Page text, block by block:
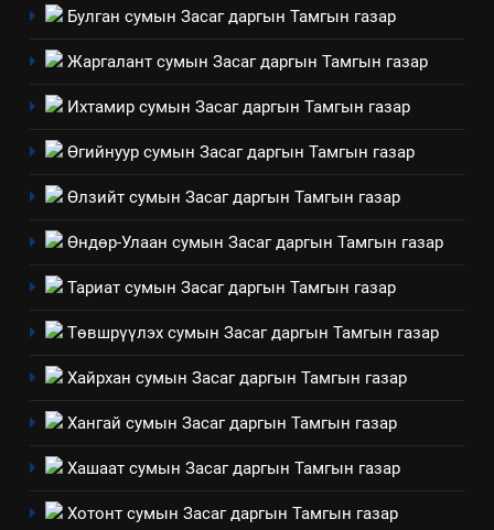
үйлдвэрлэл, үйлчилгээ,
технологийн хүн, мал, амьтны
үзүүлэх буюу үзүүлж байгаа
нөлөөллийн талаарх
ИЛ ТОД БАЙДАЛ
Нээлттэй засгийн түншлэл
НЭЭЛТТЭЙ ЗАСГИЙН ТҮНШЛЭЛ
“БИД ИРГЭДЭЭ СОНСОЖ,
БАЙГУУЛНА
3
ТАЗ-ЫН САЛБАР ЗӨВЛӨЛ
4
Булган сумын Засаг даргын Тамгын газар
Жаргалант сумын Засаг даргын Тамгын газар
Ихтамир сумын Засаг даргын Тамгын газар
Өгийнуур сумын Засаг даргын Тамгын газар
Өлзийт сумын Засаг даргын Тамгын газар
Өндөр-Улаан сумын Засаг даргын Тамгын газар
Тариат сумын Засаг даргын Тамгын газар
Төвшрүүлэх сумын Засаг даргын Тамгын газар
Хайрхан сумын Засаг даргын Тамгын газар
Хангай сумын Засаг даргын Тамгын газар
Хашаат сумын Засаг даргын Тамгын газар
Хотонт сумын Засаг даргын Тамгын газар